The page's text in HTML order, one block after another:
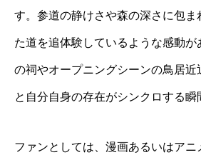
す。参道の静けさや森の深さに包ま
た道を追体験しているような感動が
の祠やオープニングシーンの鳥居近
と自分自身の存在がシンクロする瞬
ファンとしては、漫画あるいはアニ